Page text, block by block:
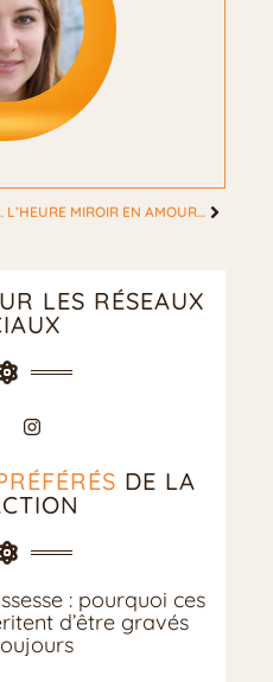
SINCÈRE ET DURABLE L’HEURE MIROIR EN AMOUR: RÉVÉLATIONS SECRÈTES POUR UNE CONNEXION PROFONDE
LES RÉSEAUX
DE LA
: pourquoi ces
d’être gravés